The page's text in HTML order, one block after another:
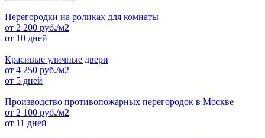
Перегородки на роликах для комнаты
от 2 200 руб./м2
от 10 дней
Красивые уличные двери
от 4 250 руб./м2
от 5 дней
Производство противопожарных перегородок в Москве
от 2 100 руб./м2
от 11 дней